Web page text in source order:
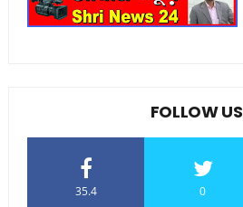
FOLLOW US
35.4 0